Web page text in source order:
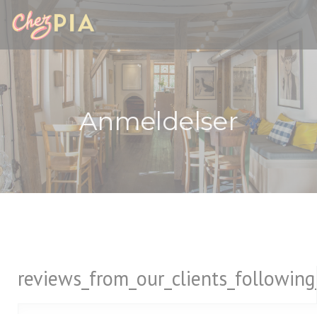
Panel for informasjonskapsler
Anmeldelser